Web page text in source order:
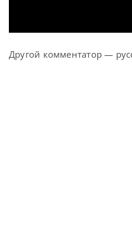
Другой комментатор —